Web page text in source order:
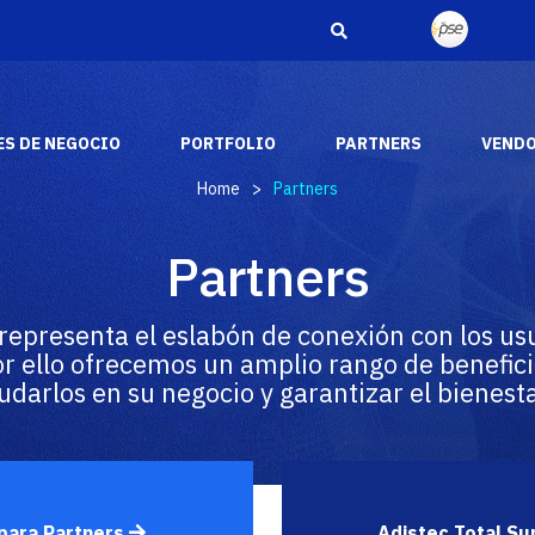
DE NEGOCIO
Adistec Media &
Entertainment
Adistec Media & Entertainment Business Unit
aporta nuestras capacidades comerciales y
tecnológicas para brindar soluciones de audio y
video a nuestros socios en todo el continente
americano.
SABER MAS
PORTFOLIO PARTNERS
A través de los años, hemos recibido varios
reconocimientos y premios de la industria de
los fabricantes más respetados del mercado.
SABER MÁS
Home > Partners
Partners
el eslabón de conexión con los
ello ofrecemos un amplio rango de
en su negocio y garantizar el